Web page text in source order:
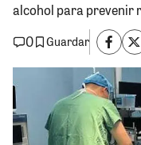
alcohol para prevenir
0
Guardar